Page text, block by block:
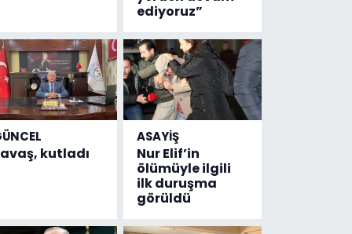
ediyoruz”
kutladı
ASAYİŞ
Nur Elif’in
ölümüyle ilgili
ilk duruşma
görüldü